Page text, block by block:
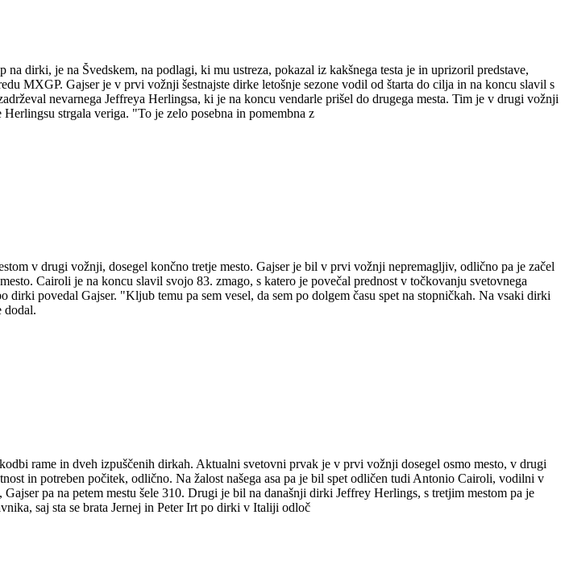
dirki, je na Švedskem, na podlagi, ki mu ustreza, pokazal iz kakšnega testa je in uprizoril predstave,
MXGP. Gajser je v prvi vožnji šestnajste dirke letošnje sezone vodil od štarta do cilja in na koncu slavil s
nevarnega Jeffreya Herlingsa, ki je na koncu vendarle prišel do drugega mesta. Tim je v drugi vožnji
strgala veriga. "To je zelo posebna in pomembna z
v drugi vožnji, dosegel končno tretje mesto. Gajser je bil v prvi vožnji nepremagljiv, odlično pa je začel
Cairoli je na koncu slavil svojo 83. zmago, s katero je povečal prednost v točkovanju svetovnega
povedal Gajser. "Kljub temu pa sem vesel, da sem po dolgem času spet na stopničkah. Na vsaki dirki
dodal.
rame in dveh izpuščenih dirkah. Aktualni svetovni prvak je v prvi vožnji dosegel osmo mesto, v drugi
in potreben počitek, odlično. Na žalost našega asa pa je bil spet odličen tudi Antonio Cairoli, vodilni v
pa na petem mestu šele 310. Drugi je bil na današnji dirki Jeffrey Herlings, s tretjim mestom pa je
saj sta se brata Jernej in Peter Irt po dirki v Italiji odloč